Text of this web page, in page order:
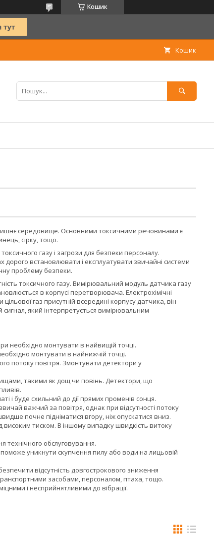
Кошик
Кошик
середовище. Основними токсичними речовинами є
сірку, тощо.
газу і загрози для безпеки персоналу.
встановлювати і експлуатувати звичайні системи
проблему безпеки.
токсичного газу. Вимірювальний модуль датчика газу
в корпусі перетворювача. Електрохімічні
газ присутній всередині корпусу датчика, він
який інтерпретується вимірювальним
необхідно монтувати в найвищій точці.
монтувати в найнижчій точці.
потоку повітря. Змонтувати детектори у
такими як дощ чи повінь. Детектори, що
і буде схильний до дії прямих променів сонця.
важчий за повітря, однак при відсутності потоку
почне підніматися вгору, ніж опускатися вниз.
тиском. В іншому випадку швидкість витоку
технічного обслуговування.
уникнути скупчення пилу або води на лицьовій
відсутність довгострокового зниження
засобами, персоналом, птаха, тощо.
і несприйнятливими до вібрації.